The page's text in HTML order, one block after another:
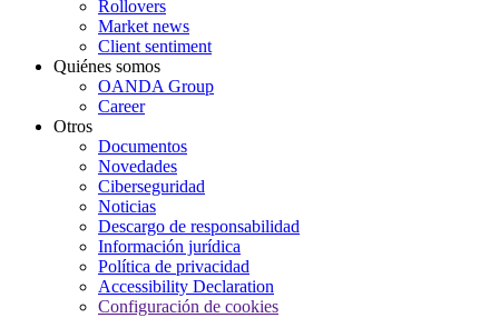
Rollovers
Market news
Client sentiment
Quiénes somos
OANDA Group
Career
Otros
Documentos
Novedades
Ciberseguridad
Noticias
Descargo de responsabilidad
Información jurídica
Política de privacidad
Accessibility Declaration
Configuración de cookies